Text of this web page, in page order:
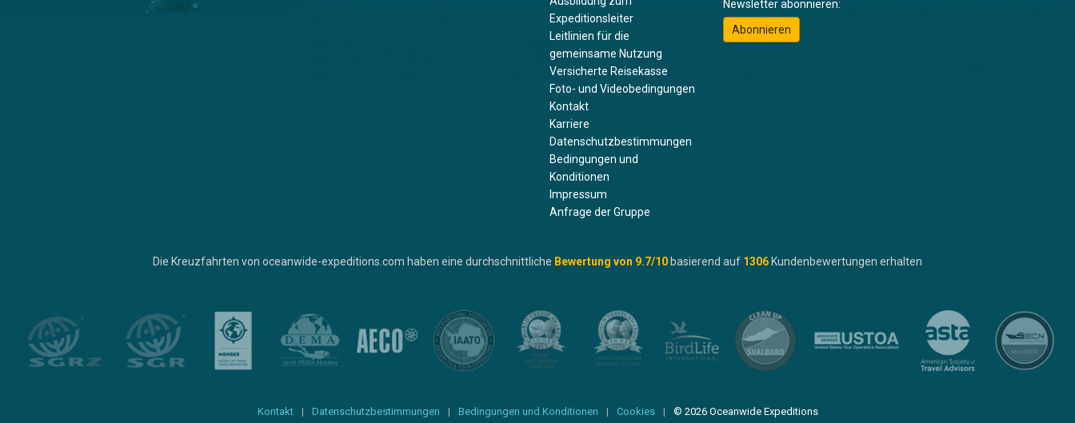
Expeditionsleiter
Leitlinien für die
gemeinsame Nutzung
Versicherte Reisekasse
Foto- und Videobedingungen
Kontakt
Karriere
Datenschutzbestimmungen
Bedingungen und
Konditionen
Impressum
Anfrage der Gruppe
Newsletter abonnieren:
Abonnieren
Die Kreuzfahrten von oceanwide-expeditions.com haben eine durchschnittliche Bewertung von 9.7/10basierend auf 1306Kundenbewertungen erhalten
Kontakt Datenschutzbestimmungen Bedingungen und Konditionen Cookies © 2026 Oceanwide Expeditions